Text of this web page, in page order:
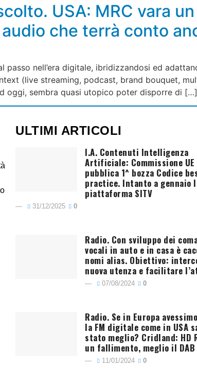
USA: MRC vara
che terrà conto
passo nell’era digitale, ibridizzandosi ed
(live streaming, podcast, brand bouquet,
oggi, sembra quasi utopico poter disporre di […]
ULTIMI ARTICOLI
I.A. Contenuti Intelligenza
Artificiale: Commissione UE
pubblica 1^ bozza Codice
practice. Intanto a gennaio
piattaforma SITV
31/12/2025 0
Radio. Con sviluppo dei
vocali in auto e in casa è
nomi alias. Obiettivo:
nuova utenza e facilitare
07/08/2024 0
Radio. Se in Europa
la FM digitale come in USA
stato meglio? Cridland: HD
un fallimento, meglio il DAB
11/01/2024 0